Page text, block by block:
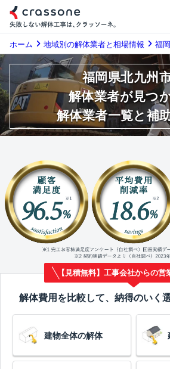
ホーム 地域別の解体業者と相場情報 福
福岡県北九州
解体業者が見つ
解体業者一覧と補
【見積無料】工事会社からの営
解体費用を比較して、納得のいく
建物全体の解体